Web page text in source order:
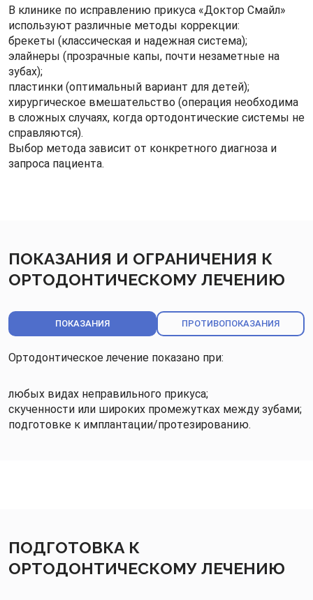
В клинике по исправлению прикуса «Доктор Смайл»
используют различные методы коррекции:
брекеты (классическая и надежная система);
элайнеры (прозрачные капы, почти незаметные на
зубах);
пластинки (оптимальный вариант для детей);
хирургическое вмешательство (операция необходима
в сложных случаях, когда ортодонтические системы не
справляются).
Выбор метода зависит от конкретного диагноза и
запроса пациента.
ПОКАЗАНИЯ И ОГРАНИЧЕНИЯ К
ОРТОДОНТИЧЕСКОМУ ЛЕЧЕНИЮ
ПОКАЗАНИЯ ПРОТИВОПОКАЗАНИЯ
Ортодонтическое лечение показано при:
любых видах неправильного прикуса;
скученности или широких промежутках между зубами;
подготовке к имплантации/протезированию.
ПОДГОТОВКА К
ОРТОДОНТИЧЕСКОМУ ЛЕЧЕНИЮ